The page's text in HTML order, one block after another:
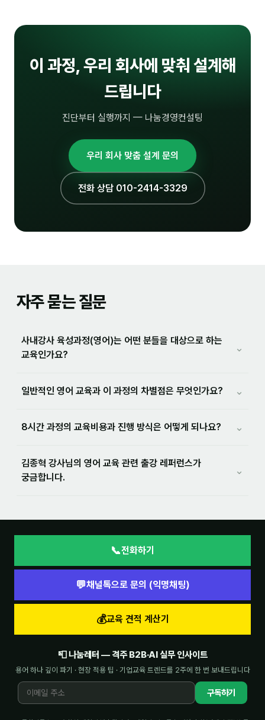
이 과정, 우리 회사에 맞춰 설계해
드립니다
진단부터 실행까지 — 나눔경영컨설팅
우리 회사 맞춤 설계 문의
전화 상담 010-2414-3329
자주 묻는 질문
사내강사 육성과정(영어)는 어떤 분들을 대상으로 하는
교육인가요?
⌄
일반적인 영어 교육과 이 과정의 차별점은 무엇인가요? ⌄
8시간 과정의 교육비용과 진행 방식은 어떻게 되나요? ⌄
김종혁 강사님의 영어 교육 관련 출강 레퍼런스가
궁금합니다.
⌄
📞전화하기
💬채널톡으로 문의 (익명채팅)
💰교육 견적 계산기
📮 나눔레터 — 격주 B2B·AI 실무 인사이트
용어 하나 깊이 파기 · 현장 적용 팁 · 기업교육 트렌드를 2주에 한 번 보내드립니다
구독하기